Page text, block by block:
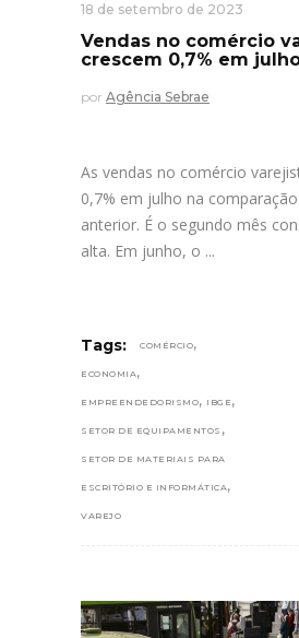
18 de setembro de 2023
Vendas no comércio
crescem 0,7% em
por Agência Sebrae
As vendas no comércio
0,7% em julho na
anterior. É o segundo mês
alta. Em junho, o
Tags: COMÉRCIO,
ECONOMIA,
EMPREENDEDORISMO, IBGE ,
SETOR DE EQUIPAMENTOS ,
SETOR DE MATERIAIS PARA
ESCRITÓRIO E INFORMÁTICA,
VAREJO